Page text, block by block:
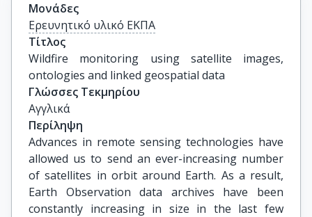
Μονάδες
Ερευνητικό υλικό ΕΚΠΑ
Τίτλος
Wildfire monitoring using satellite images,
ontologies and linked geospatial data
Γλώσσες Τεκμηρίου
Αγγλικά
Περίληψη
Advances in remote sensing technologies have
allowed us to send an ever-increasing number
of satellites in orbit around Earth. As a result,
Earth Observation data archives have been
constantly increasing in size in the last few